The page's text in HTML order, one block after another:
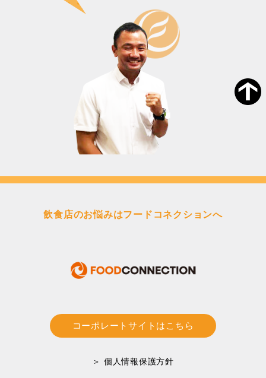
飲食店のお悩みはフードコネクションへ
コーポレートサイトはこちら
＞ 個人情報保護方針